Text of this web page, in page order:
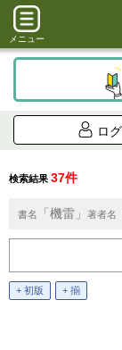
メニュー
ロ
検索結果 37件
書名 「機雷」 著者名
+ 初版 + 揃